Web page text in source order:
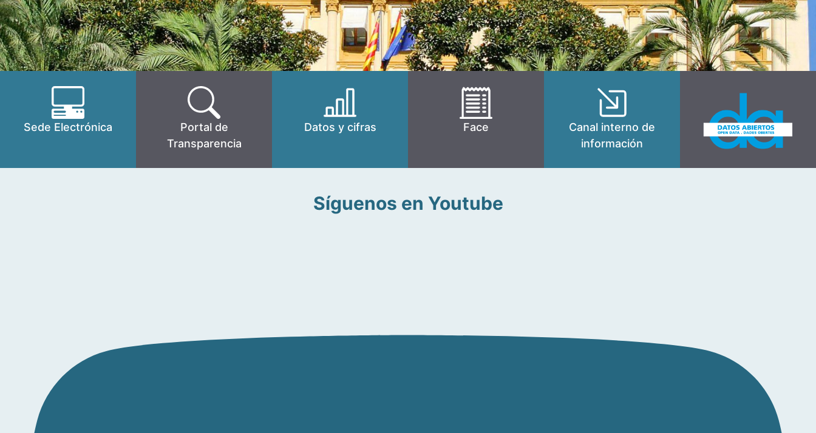
Sede Electrónica
Portal de
Transparencia
Datos y cifras Face
Canal interno de
información
Síguenos en Youtube